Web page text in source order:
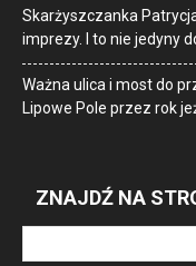
Skarżyszczanka
imprezy. I to nie jedyny
Ważna ulica i most do
Lipowe Pole przez rok
ZNAJDŹ NA